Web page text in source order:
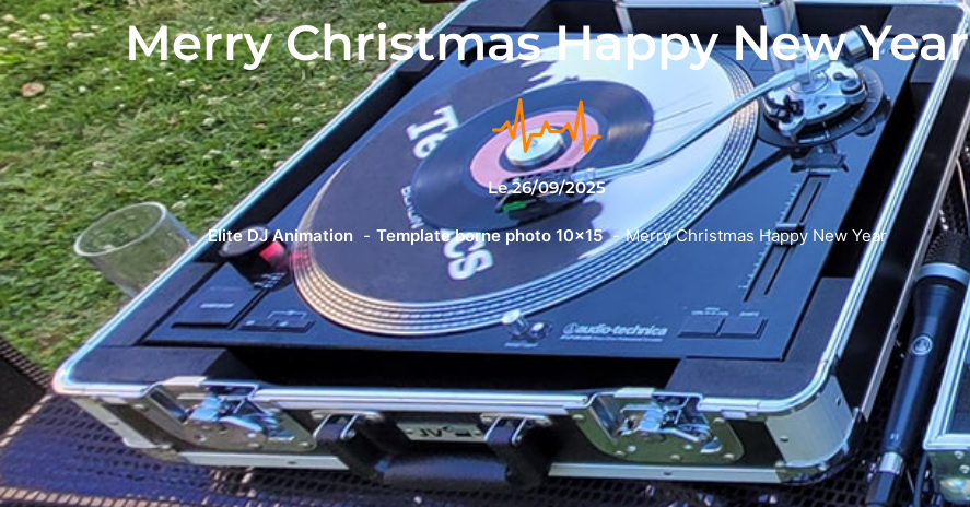
Merry Christmas Happy New Year
Le 26/09/2025
Elite DJ Animation Template borne photo 10x15 Merry Christmas Happy New Year